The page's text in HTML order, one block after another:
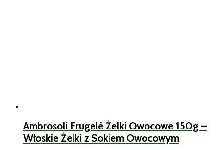
Ambrosoli Frugelè Żelki Owocowe 150g –
Włoskie Żelki z Sokiem Owocowym